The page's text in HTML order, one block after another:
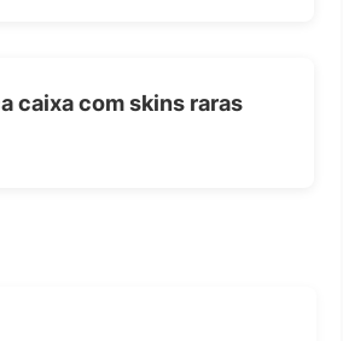
caixa com skins raras